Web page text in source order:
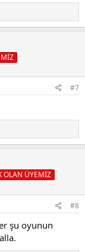
#7
OLAN ÜYEMİZ
#8
şu oyunun